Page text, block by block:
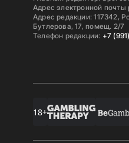
Адрес электронной почты
Адрес редакции: 117342,
Бутлерова, 17, помещ. 2/7
Телефон редакции: +7
18+